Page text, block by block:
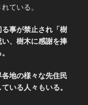
ている。
事が禁止され「樹
、樹木に感謝を捧
地の様々な先住民
いる人々もいる。